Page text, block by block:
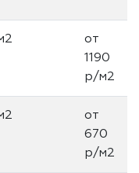
от
1190
р/м2
от
670
р/м2